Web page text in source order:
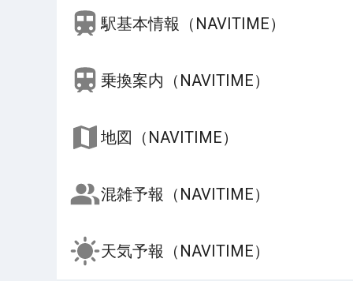
駅基本情報（NAVITIME）
乗換案内（NAVITIME）
地図（NAVITIME）
混雑予報（NAVITIME）
天気予報（NAVITIME）